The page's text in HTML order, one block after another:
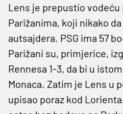
Lens je prepustio
Parižanima, koji nikako
autsajdera. PSG ima 57
Parižani su, primjerice,
Rennesa 1-3, da bi u
Monaca. Zatim je Lens u
upisao poraz kod